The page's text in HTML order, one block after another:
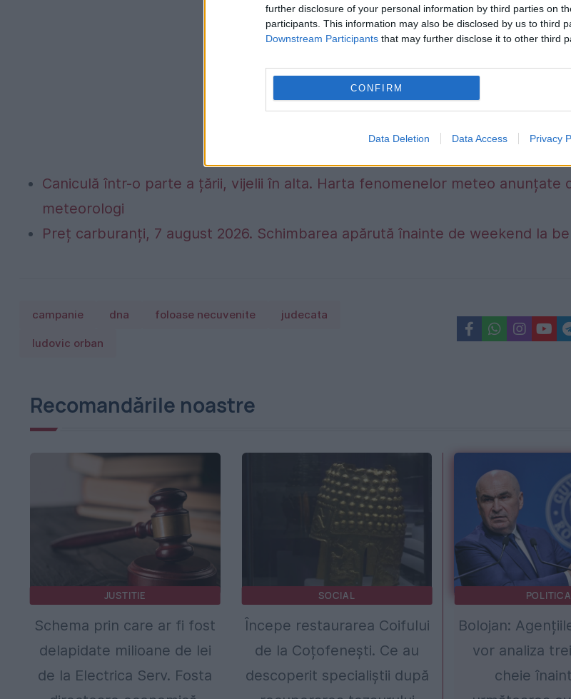
further disclosure of your personal information by third parties on
participants. This information may also be disclosed by us to third
Downstream Participants that may further disclose it to other third
CONFIRM
Data Deletion Data Access Privacy
Caniculă într-o parte a țării, vijelii în alta. Harta fenomenelor meteo anunțate
meteorologi
Preț carburanți, 7 august 2026. Schimbarea apărută înainte de weekend la
campanie dna foloase necuvenite judecata
ludovic orban
Recomandările noastre
JUSTITIE
Schema prin care ar fi fost
delapidate milioane de lei
de la Electrica Serv. Fosta
SOCIAL
Începe restaurarea Coifului
de la Coțofenești. Ce au
descoperit specialiștii după
POLITICA
Bolojan:
vor analiza
cheie